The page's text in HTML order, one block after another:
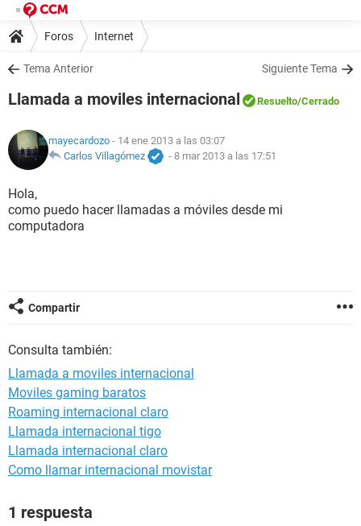
Foros Internet
Tema Anterior Siguiente Tema
Llamada a moviles internacional Resuelto/Cerrado
mayecardozo - 14 ene 2013 a las 03:07
Carlos Villagómez
- 8 mar 2013 a las 17:51
Hola,
como puedo hacer llamadas a móviles desde mi
computadora
Compartir
Consulta también:
Llamada a moviles internacional
Moviles gaming baratos
Roaming internacional claro
Llamada internacional tigo
Llamada internacional claro
Como llamar internacional movistar
1 respuesta